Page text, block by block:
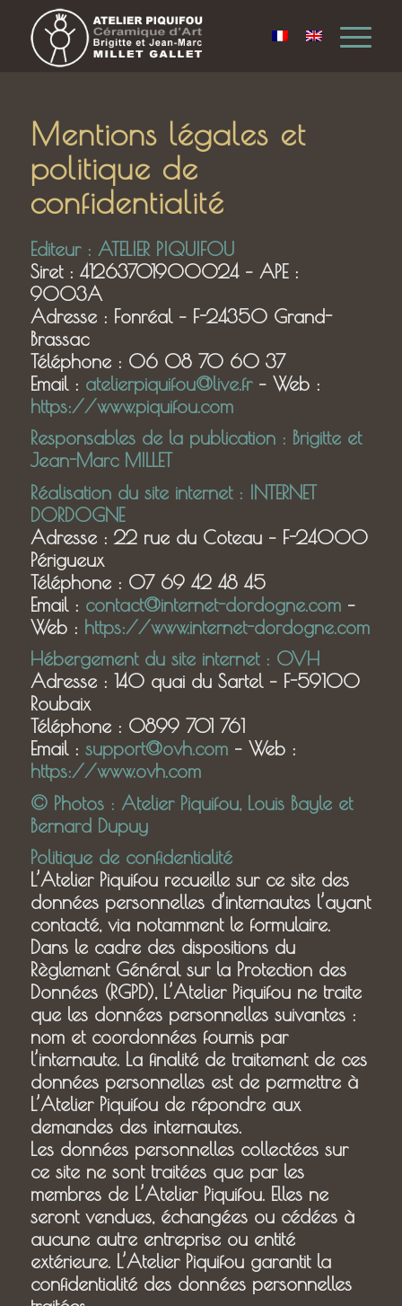
Mentions légales et
politique de
confidentialité
Editeur : ATELIER PIQUIFOU
Siret : 41263701900024 – APE :
9003A
Adresse : Fonréal – F-24350 Grand-
Brassac
Téléphone : 06 08 70 60 37
Email : atelierpiquifou@live.fr– Web :
https://www.piquifou.com
Responsables de la publication : Brigitte et
Jean-Marc MILLET
Réalisation du site internet : INTERNET
DORDOGNE
Adresse : 22 rue du Coteau – F-24000
Périgueux
Téléphone : 07 69 42 48 45
Email : contact@internet-dordogne.com–
Web : https://www.internet-dordogne.com
Hébergement du site internet : OVH
Adresse : 140 quai du Sartel – F-59100
Roubaix
Téléphone : 0899 701 761
Email : support@ovh.com– Web :
https://www.ovh.com
© Photos : Atelier Piquifou, Louis Bayle et
Bernard Dupuy
Politique de confidentialité
L’Atelier Piquifou recueille sur ce site des
données personnelles d’internautes l’ayant
contacté, via notamment le formulaire.
Dans le cadre des dispositions du
Règlement Général sur la Protection des
Données (RGPD), L’Atelier Piquifou ne traite
que les données personnelles suivantes :
nom et coordonnées fournis par
l’internaute. La finalité de traitement de ces
données personnelles est de permettre à
L’Atelier Piquifou de répondre aux
demandes des internautes.
Les données personnelles collectées sur
ce site ne sont traitées que par les
membres de L’Atelier Piquifou. Elles ne
seront vendues, échangées ou cédées à
aucune autre entreprise ou entité
extérieure. L’Atelier Piquifou garantit la
confidentialité des données personnelles